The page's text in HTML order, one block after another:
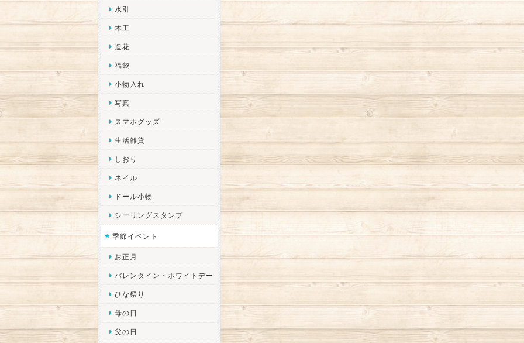
水引
木工
造花
福袋
小物入れ
写真
スマホグッズ
生活雑貨
しおり
ネイル
ドール小物
シーリングスタンプ
季節イベント
お正月
バレンタイン・ホワイトデー
ひな祭り
母の日
父の日